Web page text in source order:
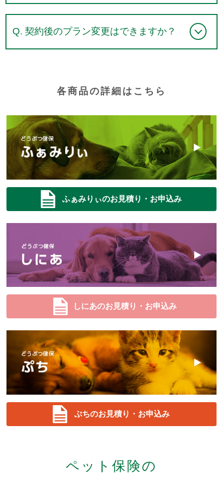
院・手術全て補償対象となっているものが
あります。
A. 基本保険料は、どうぶつの種類・品
Q. 契約後のプラン変更はできますか？
途中での変更はできません。継続時に限
月前に継続のご案内をお届けいたしますの
で、継続時に変更のお手続きをお願いいた
します。なお、支払割合を50％から70％
へ変更する場合に限り、審査をさせていた
だきます。審査結果により支払割合を
70％に変更できない場合があります。
（ご契約によってはあらかじめ引き上げを
不可としてご案内させていただいている場
合もございます。）
各商品の詳細はこちら
ふぁみりぃのお見積り・お申込み
しにあのお見積り・お申込み
ぷちのお見積り・お申込み
ペット保険の